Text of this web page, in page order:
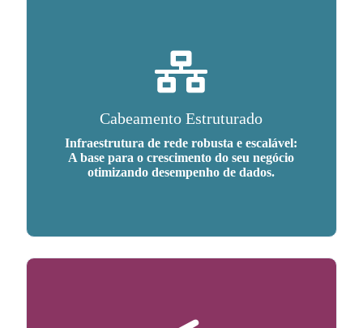
Cabeamento Estruturado
Infraestrutura de rede robusta e escalável:
A base para o crescimento do seu negócio
otimizando desempenho de dados.